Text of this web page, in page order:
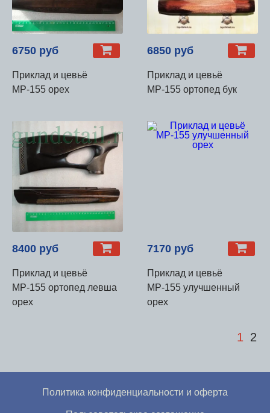
6750 руб
Приклад и цевьё
МР-155 орех
6850 руб
Приклад и цевьё
МР-155 ортопед бук
8400 руб
Приклад и цевьё
МР-155 ортопед левша
орех
7170 руб
Приклад и цевьё
МР-155 улучшенный
орех
1 2
Политика конфиденциальности и оферта